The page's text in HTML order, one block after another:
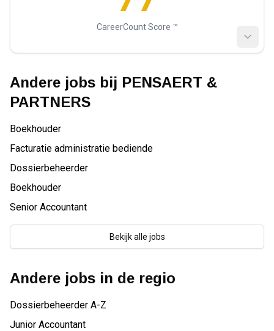
CareerCount Score ™️
Andere jobs bij PENSAERT &
PARTNERS
Boekhouder
Facturatie administratie bediende
Dossierbeheerder
Boekhouder
Senior Accountant
Bekijk alle jobs
Andere jobs in de regio
Dossierbeheerder A-Z
Junior Accountant